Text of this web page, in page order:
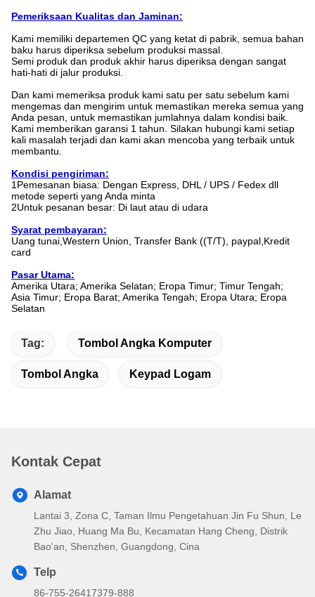
Pemeriksaan Kualitas dan Jaminan:
Kami memiliki departemen QC yang ketat di pabrik, semua bahan
baku harus diperiksa sebelum produksi massal.
Semi produk dan produk akhir harus diperiksa dengan sangat
hati-hati di jalur produksi.
Dan kami memeriksa produk kami satu per satu sebelum kami
mengemas dan mengirim untuk memastikan mereka semua yang
Anda pesan, untuk memastikan jumlahnya dalam kondisi baik.
Kami memberikan garansi 1 tahun. Silakan hubungi kami setiap
kali masalah terjadi dan kami akan mencoba yang terbaik untuk
membantu.
Kondisi pengiriman:
1Pemesanan biasa: Dengan Express, DHL / UPS / Fedex dll
metode seperti yang Anda minta
2Untuk pesanan besar: Di laut atau di udara
Syarat pembayaran:
Uang tunai,Western Union, Transfer Bank ((T/T), paypal,Kredit
card
Pasar Utama:
Amerika Utara; Amerika Selatan; Eropa Timur; Timur Tengah;
Asia Timur; Eropa Barat; Amerika Tengah; Eropa Utara; Eropa
Selatan
Tag: Tombol Angka Komputer
Tombol Angka Keypad Logam
Kontak Cepat
Alamat
Lantai 3, Zona C, Taman Ilmu Pengetahuan Jin Fu Shun, Le
Zhu Jiao, Huang Ma Bu, Kecamatan Hang Cheng, Distrik
Bao'an, Shenzhen, Guangdong, Cina
Telp
86-755-26417379-888